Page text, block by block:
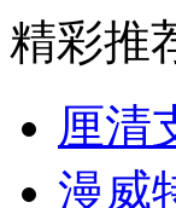
精彩推
厘清
漫威